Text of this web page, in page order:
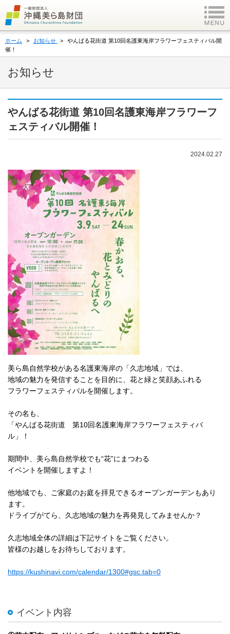
ホーム お知らせ
やんばる花街道 第10回名護東海岸フラワーフェスティバル開
催！
お知らせ
やんばる花街道 第10回名護東海岸フラワーフ
ェスティバル開催！
2024.02.27
美ら島自然学校がある名護東海岸の「久志地域」では、
地域の魅力を発信することを目的に、花と緑と笑顔あふれる
フラワーフェスティバルを開催します。
その名も、
「やんばる花街道 第10回名護東海岸フラワーフェスティバ
ル」！
期間中、美ら島自然学校でも“花”にまつわる
イベントを開催しますよ！
他地域でも、ご家庭のお庭を拝見できるオープンガーデンもあり
ます。
ドライブがてら、久志地域の魅力を再発見してみませんか？
久志地域全体の詳細は下記サイトをご覧ください。
皆様のお越しをお待ちしております。
https://kushinavi.com/calendar/1300#gsc.tab=0
イベント内容